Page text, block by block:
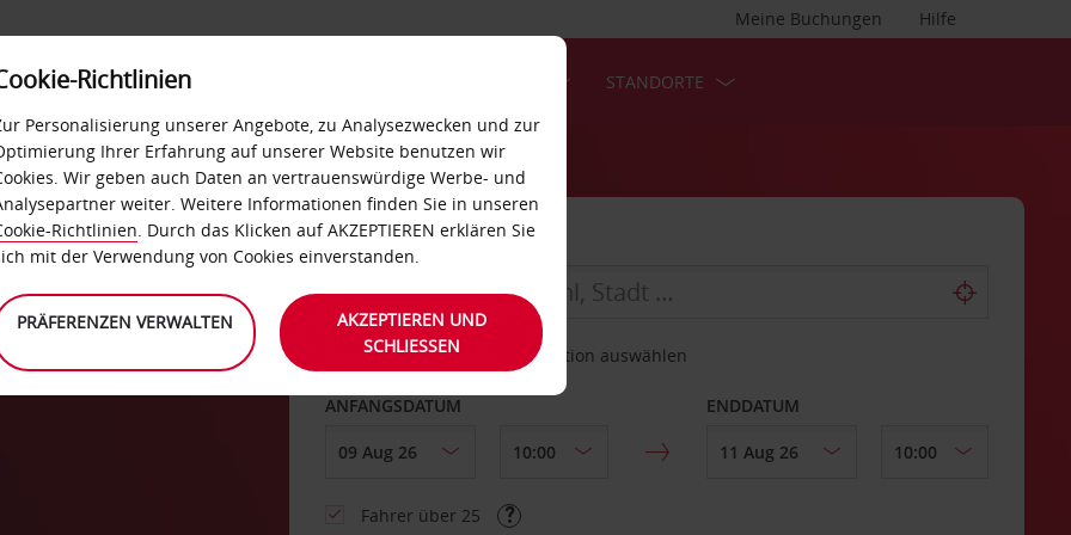
Hilfe
Meine Buchungen
LOYALTY SELF-SERVICES STANDORTE
ABHOLEN VON
Eine andere Rückgabestation auswählen
ANFANGSDATUM ENDDATUM
Fahrer über 25
Richtlinien
Personalisierung unserer Angebote, zu Analysezwecken und zur
Ihrer Erfahrung auf unserer Website benutzen wir
Wir geben auch Daten an vertrauenswürdige Werbe- und
weiter. Weitere Informationen finden Sie in unseren
Richtlinien. Durch das Klicken auf AKZEPTIEREN erklären Sie
mit der Verwendung von Cookies einverstanden.
PRÄFERENZEN VERWALTEN
AKZEPTIEREN UND
SCHLIESSEN